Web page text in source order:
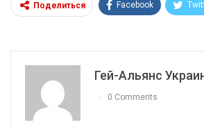
Поделиться Facebook
Гей-Альянс
0 Comments